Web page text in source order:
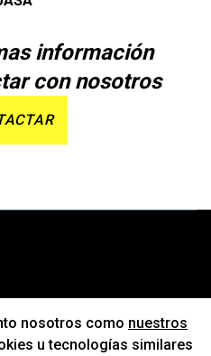
información
con nosotros
nosotros como nuestros
u tecnologías similares